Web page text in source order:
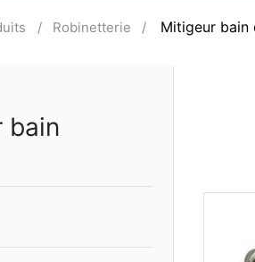
Robinetterie Mitigeur bain
bain